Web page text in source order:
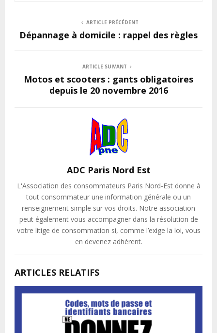
ARTICLE PRÉCÉDENT
Dépannage à domicile : rappel des règles
ARTICLE SUIVANT
Motos et scooters : gants obligatoires
depuis le 20 novembre 2016
ADC Paris Nord Est
L'Association des consommateurs Paris Nord-Est donne à
tout consommateur une information générale ou un
renseignement simple sur vos droits. Notre association
peut également vous accompagner dans la résolution de
votre litige de consommation si, comme l’exige la loi, vous
en devenez adhérent.
ARTICLES RELATIFS